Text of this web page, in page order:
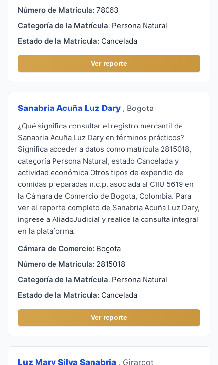
Número de Matrícula: 78063
Categoría de la Matrícula: Persona Natural
Estado de la Matrícula: Cancelada
Ver reporte
Sanabria Acuña Luz Dary , Bogota
¿Qué significa consultar el registro mercantil de
Sanabria Acuña Luz Dary en términos prácticos?
Significa acceder a datos como matrícula 2815018,
categoría Persona Natural, estado Cancelada y
actividad económica Otros tipos de expendio de
comidas preparadas n.c.p. asociada al CIIU 5619 en
la Cámara de Comercio de Bogota, Colombia. Para
ver el reporte completo de Sanabria Acuña Luz Dary,
ingrese a AliadoJudicial y realice la consulta integral
en la plataforma.
Cámara de Comercio: Bogota
Número de Matrícula: 2815018
Categoría de la Matrícula: Persona Natural
Estado de la Matrícula: Cancelada
Ver reporte
Luz Mary Silva Sanabria , Girardot